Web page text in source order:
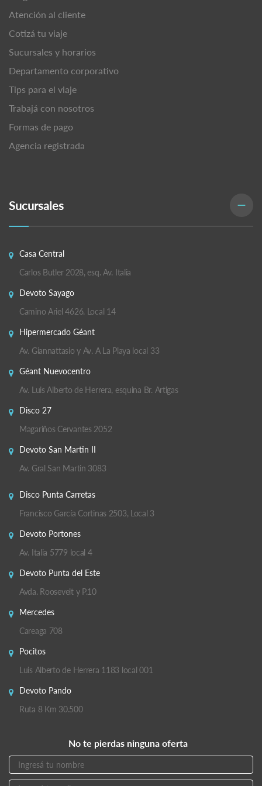
Atención al cliente
Cotizá tu viaje
Sucursales y horarios
Departamento corporativo
Tips para el viaje
Trabajá con nosotros
Formas de pago
Agencia registrada
Sucursales
Casa Central
Carlos Butler 2028, esq. Av. Italia
Devoto Sayago
Camino Ariel 4626. Local 14
Hipermercado Géant
Av. Giannattasio y Av. A La Playa local 33
Géant Nuevocentro
Av. Luis Alberto de Herrera, esquina Br. Artigas
Disco 27
Magariños Cervantes 2052
Devoto San Martin II
Av. Gral San Martin 3083
Disco Punta Carretas
Francisco García Cortinas 2503, Local 3
Devoto Portones
Av. Italia 5779 local 4
Devoto Punta del Este
Avda. Roosevelt y P.10
Mercedes
Careaga 708
Pocitos
Luis Alberto de Herrera 1183 local 001
Devoto Pando
Ruta 8 Km 30.500
No te pierdas ninguna oferta